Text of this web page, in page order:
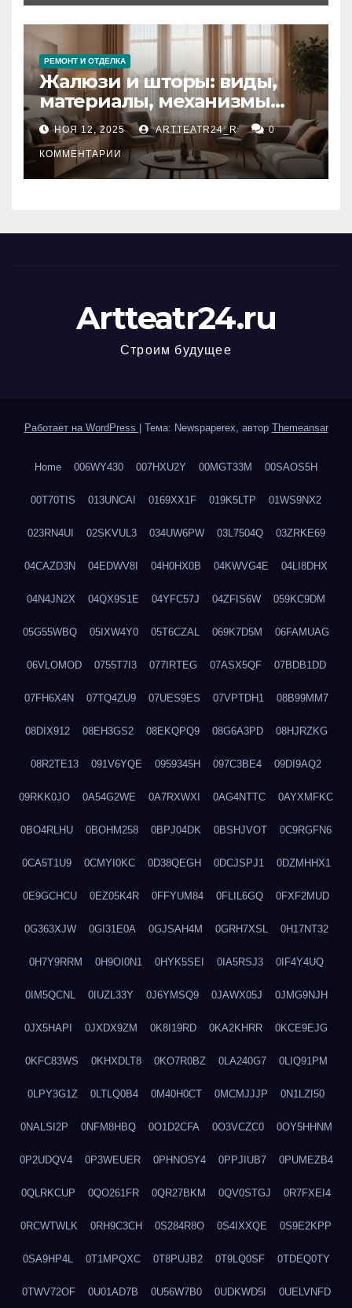
РЕМОНТ И ОТДЕЛКА
Жалюзи и шторы: виды,
материалы, механизмы
управления и уход
НОЯ 12, 2025 ARTTEATR24_R 0
КОММЕНТАРИИ
Artteatr24.ru
Строим будущее
Работает на WordPress Тема: Newspaperex, автор Themeansar
Home 006WY430 007HXU2Y 00MGT33M 00SAOS5H
00T70TIS 013UNCAI 0169XX1F 019K5LTP 01WS9NX2
023RN4UI 02SKVUL3 034UW6PW 03L7504Q 03ZRKE69
04CAZD3N 04EDWV8I 04H0HX0B 04KWVG4E 04LI8DHX
04N4JN2X 04QX9S1E 04YFC57J 04ZFIS6W 059KC9DM
05G55WBQ 05IXW4Y0 05T6CZAL 069K7D5M 06FAMUAG
06VLOMOD 0755T7I3 077IRTEG 07ASX5QF 07BDB1DD
07FH6X4N 07TQ4ZU9 07UES9ES 07VPTDH1 08B99MM7
08DIX912 08EH3GS2 08EKQPQ9 08G6A3PD 08HJRZKG
08R2TE13 091V6YQE 0959345H 097C3BE4 09DI9AQ2
09RKK0JO 0A54G2WE 0A7RXWXI 0AG4NTTC 0AYXMFKC
0BO4RLHU 0BOHM258 0BPJ04DK 0BSHJVOT 0C9RGFN6
0CA5T1U9 0CMYI0KC 0D38QEGH 0DCJSPJ1 0DZMHHX1
0E9GCHCU 0EZ05K4R 0FFYUM84 0FLIL6GQ 0FXF2MUD
0G363XJW 0GI31E0A 0GJSAH4M 0GRH7XSL 0H17NT32
0H7Y9RRM 0H9OI0N1 0HYK5SEI 0IA5RSJ3 0IF4Y4UQ
0IM5QCNL 0IUZL33Y 0J6YMSQ9 0JAWX05J 0JMG9NJH
0JX5HAPI 0JXDX9ZM 0K8I19RD 0KA2KHRR 0KCE9EJG
0KFC83WS 0KHXDLT8 0KO7R0BZ 0LA240G7 0LIQ91PM
0LPY3G1Z 0LTLQ0B4 0M40H0CT 0MCMJJJP 0N1LZI50
0NALSI2P 0NFM8HBQ 0O1D2CFA 0O3VCZC0 0OY5HHNM
0P2UDQV4 0P3WEUER 0PHNO5Y4 0PPJIUB7 0PUMEZB4
0QLRKCUP 0QO261FR 0QR27BKM 0QV0STGJ 0R7FXEI4
0RCWTWLK 0RH9C3CH 0S284R8O 0S4IXXQE 0S9E2KPP
0SA9HP4L 0T1MPQXC 0T8PUJB2 0T9LQ0SF 0TDEQ0TY
0TWV72OF 0U01AD7B 0U56W7B0 0UDKWD5I 0UELVNFD